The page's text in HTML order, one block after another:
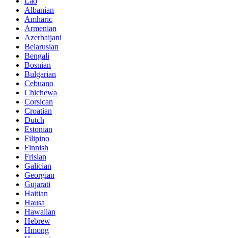
Albanian
Amharic
Armenian
Azerbaijani
Belarusian
Bengali
Bosnian
Bulgarian
Cebuano
Chichewa
Corsican
Croatian
Dutch
Estonian
Filipino
Finnish
Frisian
Galician
Georgian
Gujarati
Haitian
Hausa
Hawaiian
Hebrew
Hmong